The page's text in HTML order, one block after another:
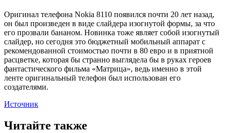
Оригинал телефона Nokia 8110 появился почти 20 лет назад,
он был произведен в виде слайдера изогнутой формы, за что
его прозвали бананом. Новинка тоже являет собой изогнутый
слайдер, но сегодня это бюджетный мобильный аппарат с
рекомендованной стоимостью почти в 80 евро и в приятной
расцветке, которая бы странно выглядела бы в руках героев
фантастического фильма «Матрица», ведь именно в этой
ленте оригинальный телефон был использован его
создателями.
Источник
Читайте также